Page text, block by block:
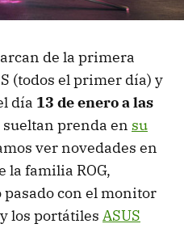
de la primera
(todos el primer día) y
día 13 de enero a las
sueltan prenda en su
ver novedades en
la familia ROG,
con el monitor
y los portátiles ASUS